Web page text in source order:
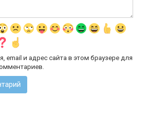
email и адрес сайта в этом браузере для